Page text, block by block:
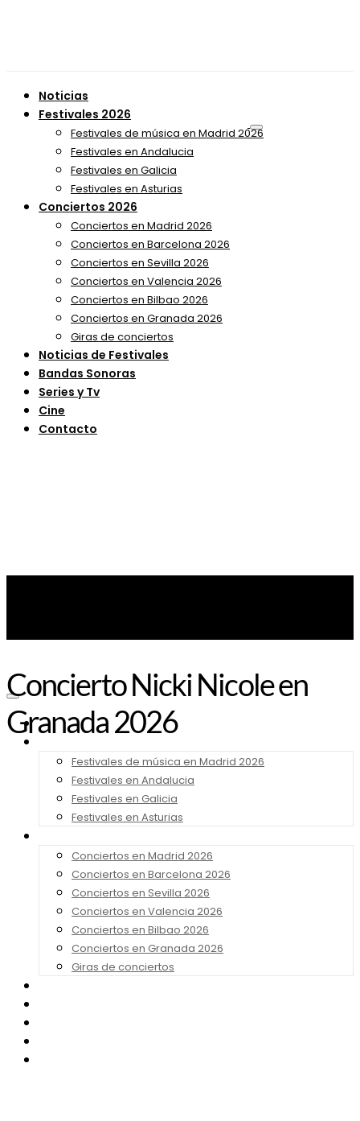
Noticias
Festivales 2026
Festivales de música en Madrid 2026
Festivales en Andalucia
Festivales en Galicia
Festivales en Asturias
Conciertos 2026
Conciertos en Madrid 2026
Conciertos en Barcelona 2026
Conciertos en Sevilla 2026
Conciertos en Valencia 2026
Conciertos en Bilbao 2026
Conciertos en Granada 2026
Giras de conciertos
Noticias de Festivales
Bandas Sonoras
Series y Tv
Cine
Contacto
Noticias
Festivales de música en Madrid 2026
Festivales en Andalucia
Festivales en Galicia
Festivales en Asturias
Conciertos en Madrid 2026
Conciertos en Barcelona 2026
Conciertos en Sevilla 2026
Conciertos en Valencia 2026
Conciertos en Bilbao 2026
Conciertos en Granada 2026
Giras de conciertos
Concierto Nicki Nicole en
Granada 2026